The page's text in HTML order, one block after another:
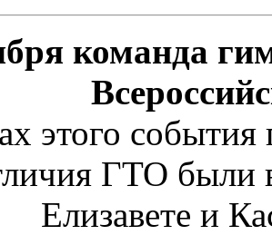
команда
этого
ГТО были
Елизавете и